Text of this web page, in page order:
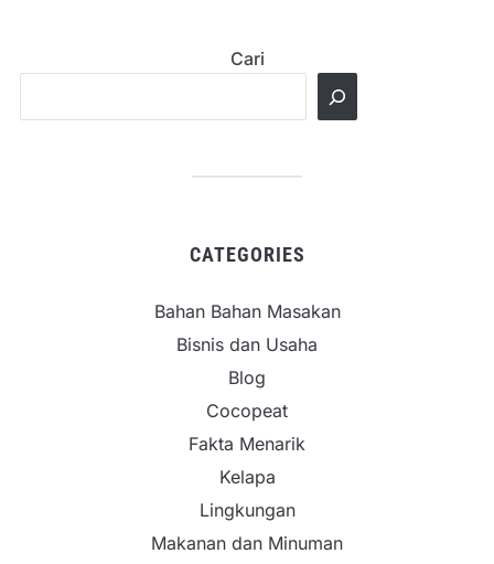
Cari
CATEGORIES
Bahan Bahan Masakan
Bisnis dan Usaha
Blog
Cocopeat
Fakta Menarik
Kelapa
Lingkungan
Makanan dan Minuman